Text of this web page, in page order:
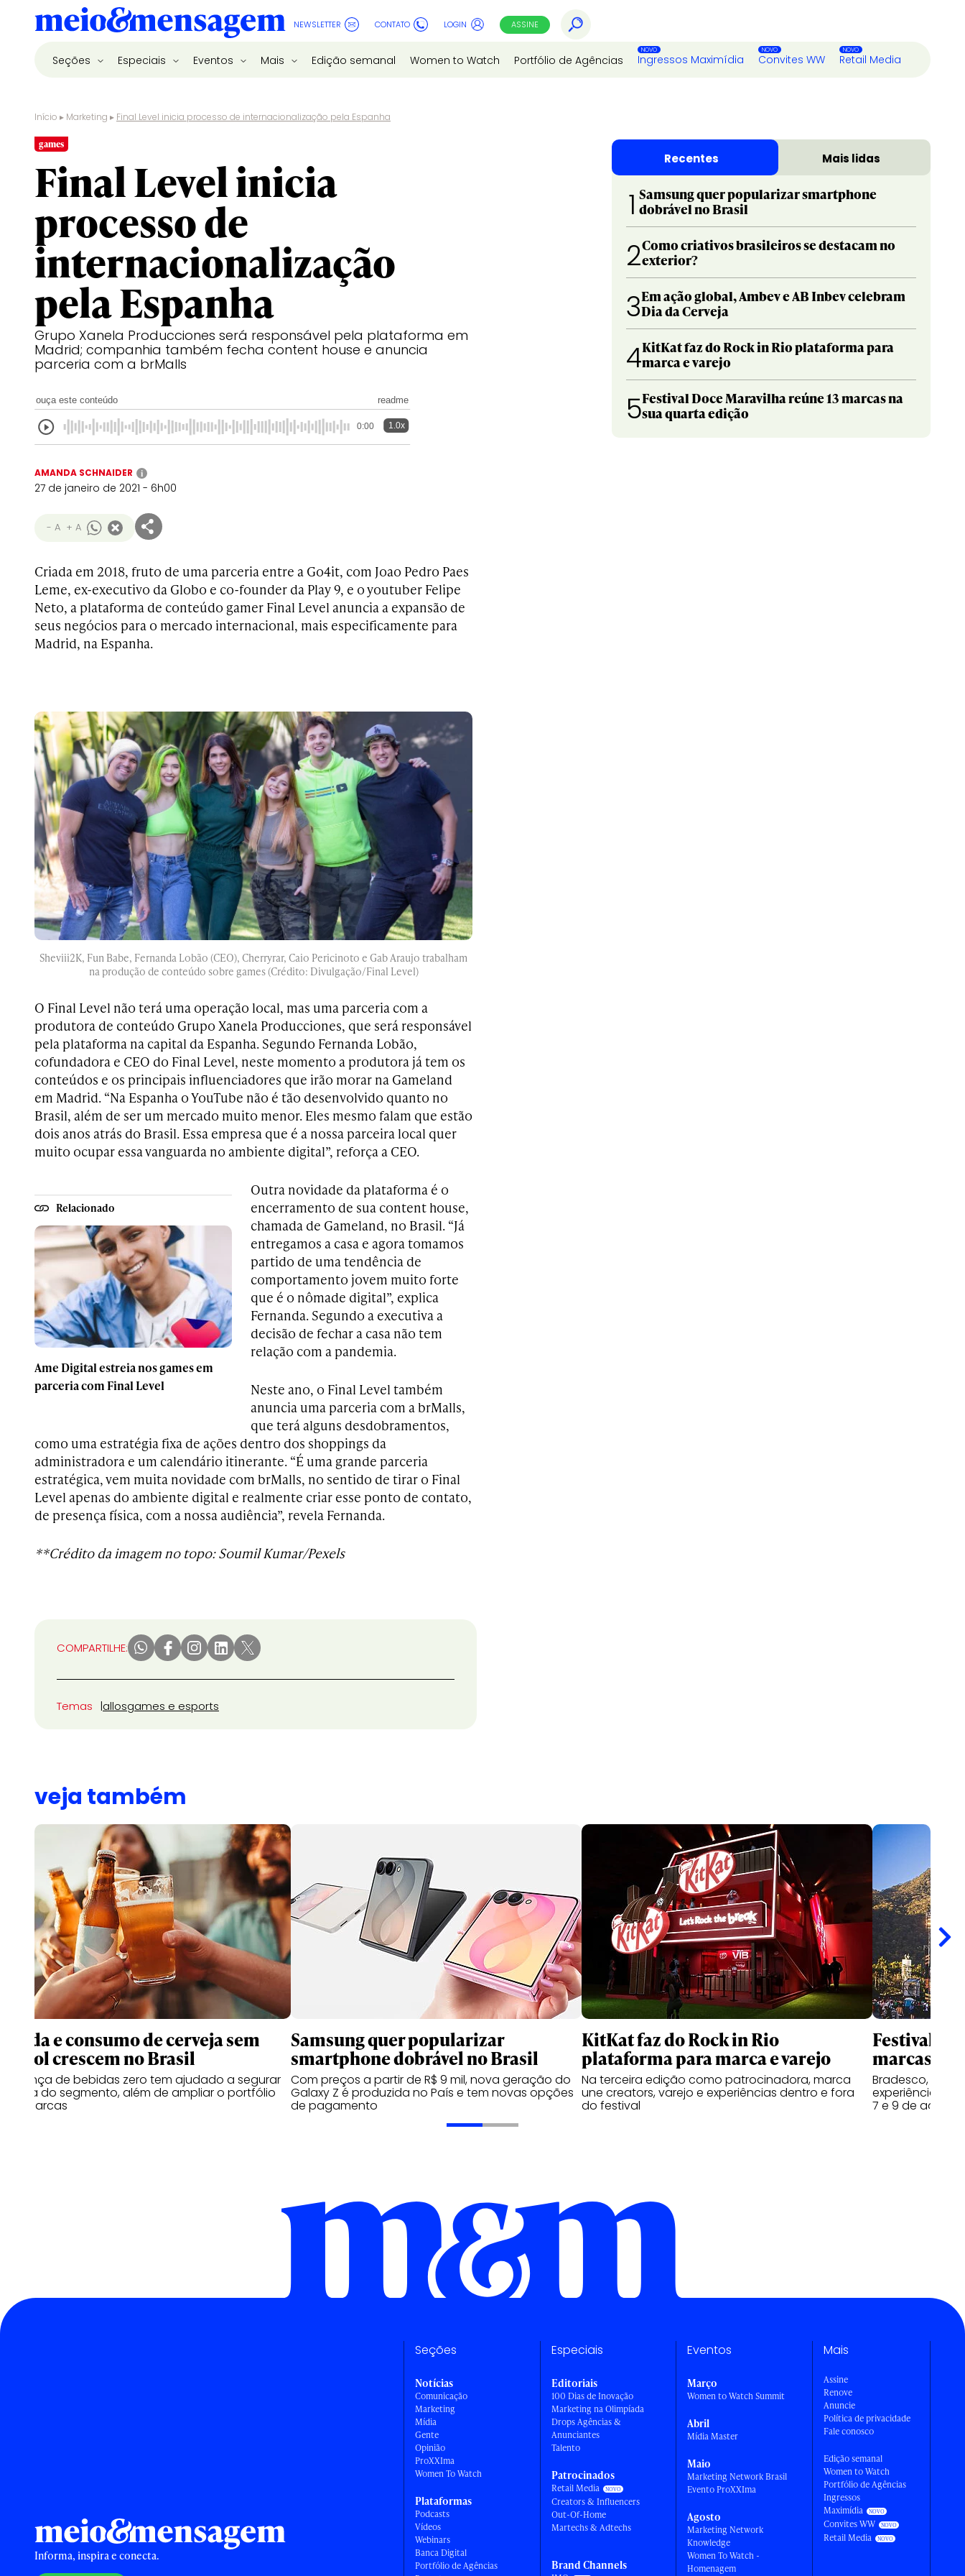
NEWSLETTER CONTATO LOGIN ASSINE
Seções Especiais Eventos Mais Edição semanal Women to Watch Portfólio de Agências Ingressos Maximídia Convites WW Retail Media
Início ▸ Marketing ▸ Final Level inicia processo de internacionalização pela Espanha
games
Final Level inicia
processo de
internacionalização
pela Espanha
Grupo Xanela Producciones será responsável pela plataforma em
Madrid; companhia também fecha content house e anuncia
parceria com a brMalls
ouça este conteúdo readme
0:00 1.0x
AMANDA SCHNAIDER i
27 de janeiro de 2021 - 6h00
- A + A
Criada em 2018, fruto de uma parceria entre a Go4it, com Joao Pedro Paes
Leme, ex-executivo da Globo e co-founder da Play 9, e o youtuber Felipe
Neto, a plataforma de conteúdo gamer Final Level anuncia a expansão de
seus negócios para o mercado internacional, mais especificamente para
Madrid, na Espanha.
Sheviii2K, Fun Babe, Fernanda Lobão (CEO), Cherryrar, Caio Pericinoto e Gab Araujo trabalham
na produção de conteúdo sobre games (Crédito: Divulgação/Final Level)
O Final Level não terá uma operação local, mas uma parceria com a
produtora de conteúdo Grupo Xanela Producciones, que será responsável
pela plataforma na capital da Espanha. Segundo Fernanda Lobão,
cofundadora e CEO do Final Level, neste momento a produtora já tem os
conteúdos e os principais influenciadores que irão morar na Gameland
em Madrid. “Na Espanha o YouTube não é tão desenvolvido quanto no
Brasil, além de ser um mercado muito menor. Eles mesmo falam que estão
dois anos atrás do Brasil. Essa empresa que é a nossa parceira local quer
muito ocupar essa vanguarda no ambiente digital”, reforça a CEO.
Relacionado
Ame Digital estreia nos games em
parceria com Final Level
Outra novidade da plataforma é o
encerramento de sua content house,
chamada de Gameland, no Brasil. “Já
entregamos a casa e agora tomamos
partido de uma tendência de
comportamento jovem muito forte
que é o nômade digital”, explica
Fernanda. Segundo a executiva a
decisão de fechar a casa não tem
relação com a pandemia.
Neste ano, o Final Level também
anuncia uma parceria com a brMalls,
que terá alguns desdobramentos,
como uma estratégia fixa de ações dentro dos shoppings da
administradora e um calendário itinerante. “É uma grande parceria
estratégica, vem muita novidade com brMalls, no sentido de tirar o Final
Level apenas do ambiente digital e realmente criar esse ponto de contato,
de presença física, com a nossa audiência”, revela Fernanda.
**Crédito da imagem no topo: Soumil Kumar/Pexels
COMPARTILHE:
Temas allosgames e esports
Recentes Mais lidas
1 Samsung quer popularizar smartphone
dobrável no Brasil
2Como criativos brasileiros se destacam no
exterior?
3Em ação global, Ambev e AB Inbev celebram
Dia da Cerveja
4KitKat faz do Rock in Rio plataforma para
marca e varejo
5Festival Doce Maravilha reúne 13 marcas na
sua quarta edição
veja também
Venda e consumo de cerveja sem
álcool crescem no Brasil
Presença de bebidas zero tem ajudado a segurar
queda do segmento, além de ampliar o portfólio
das marcas
Samsung quer popularizar
smartphone dobrável no Brasil
Com preços a partir de R$ 9 mil, nova geração do
Galaxy Z é produzida no País e tem novas opções
de pagamento
KitKat faz do Rock in Rio
plataforma para marca e varejo
Na terceira edição como patrocinadora, marca
une creators, varejo e experiências dentro e fora
do festival
Festival
marcas na
Bradesco,
experiências ao
7 e 9 de agosto
Informa, inspira e conecta.
Seções
Notícias
Comunicação
Marketing
Mídia
Gente
Opinião
ProXXIma
Women To Watch
Plataformas
Podcasts
Vídeos
Webinars
Banca Digital
Portfólio de Agências
Especiais
Editoriais
100 Dias de Inovação
Marketing na Olimpíada
Drops Agências &
Anunciantes
Talento
Patrocinados
Retail Media
Creators & Influencers
Out-Of-Home
Martechs & Adtechs
Brand Channels
Eventos
Março
Women to Watch Summit
Abril
Mídia Master
Maio
Marketing Network Brasil
Evento ProXXIma
Agosto
Marketing Network
Knowledge
Women To Watch -
Homenagem
Mais
Assine
Renove
Anuncie
Política de privacidade
Fale conosco
Edição semanal
Women to Watch
Portfólio de Agências
Ingressos
Maximídia
Convites WW
Retail Media